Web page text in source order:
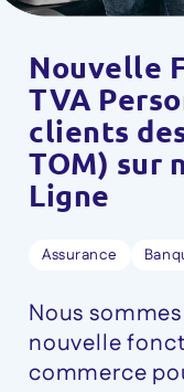
Nouvelle
TVA
clients
TOM) sur
Ligne
Assurance
Nous
nouvelle
commerce